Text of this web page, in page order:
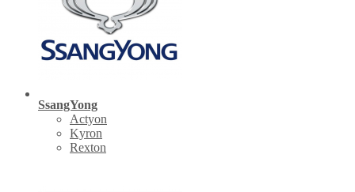
SsangYong
Actyon
Kyron
Rexton